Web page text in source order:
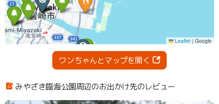
ワンちゃんとマップを開く
みやざき臨海公園周辺のお出かけ先のレビュー